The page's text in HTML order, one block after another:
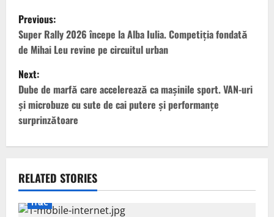
P
o
s
t
n
a
v
i
Previous:
Super Rally 2026 începe la Alba Iulia. Competiția fondată
de Mihai Leu revine pe circuitul urban
Next:
Dube de marfă care accelerează ca mașinile sport. VAN-uri
și microbuze cu sute de cai putere și performanțe
surprinzătoare
RELATED STORIES
IT&C